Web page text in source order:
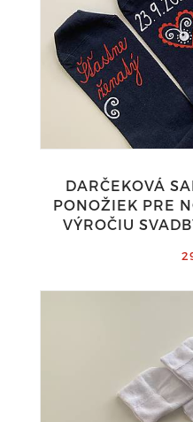
DARČEKOVÁ
PONOŽIEK PRE
VÝROČIU